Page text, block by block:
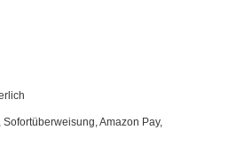
Amazon Pay,